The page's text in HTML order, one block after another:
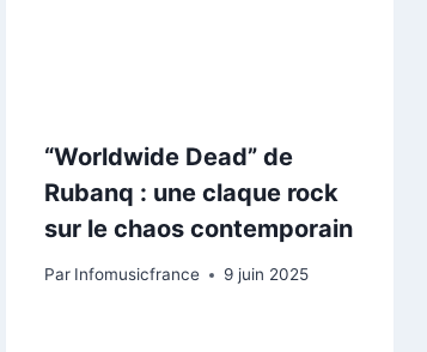
“Worldwide Dead” de
Rubanq : une claque rock
sur le chaos contemporain
Par Infomusicfrance 9 juin 2025